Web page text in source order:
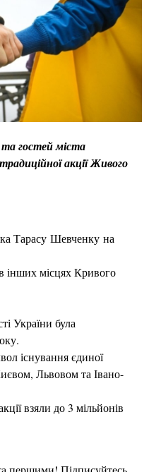
та гостей міста
акції Живого
Тарасу Шевченку на
інших місцях Кривого
України була
існування єдиної
Львовом та Івано-
взяли до 3 мільйонів